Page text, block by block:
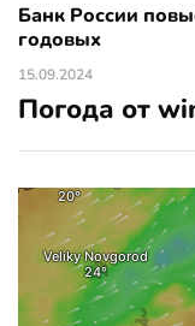
Банк России
годовых
15.09.2024
Погода от